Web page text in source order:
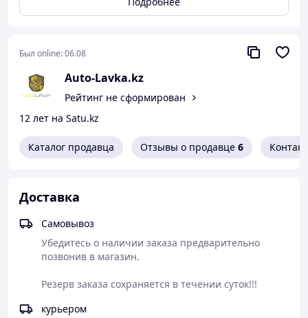
продаем!
В х Г х Ш (см): 2х1,7х17
Каталожный номер
Артикул
Вес
20 г.
WhatsApp
Был online:06.08
Auto-Lavka.kz
Рейтинг не сформирован
12 лет на Satu.kz
Каталог продавца Отзывы о продавце 6
Доставка
Самовывоз
Убедитесь о наличии заказа предварительно
позвонив в магазин.
Резерв заказа сохраняется в течении суток!!!
курьером